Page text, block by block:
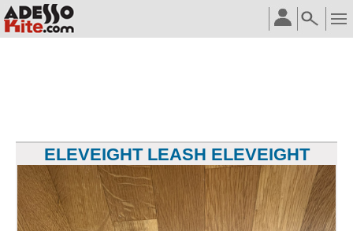
ELEVEIGHT LEASH ELEVEIGHT